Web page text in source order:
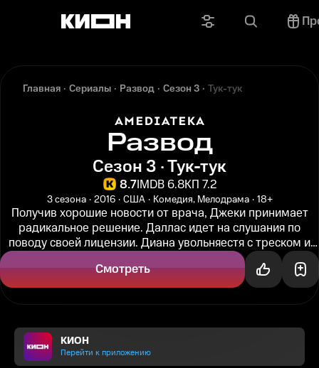
Главная Сериалы Развод Сезон 3 Тук-тук
Развод
Сезон 3 · Тук-тук
8.7IMDB 6.8КП 7.2
3 сезона 2016 США Комедия, Мелодрама 18+
Получив хорошие новости от врача, Джеки принимает
радикальное решение. Даллас идет на слушания по
поводу своей лицензии. Диана увольняестя с треском и
Смотреть
КИОН
Перейти к приложению